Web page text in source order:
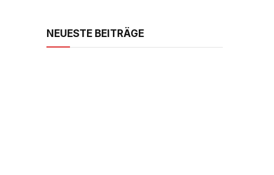
NEUESTE BEITRÄGE